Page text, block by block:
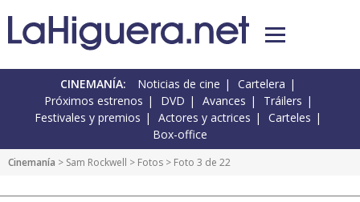
CINEMANÍA: Noticias de cine
Cartelera
Próximos estrenos
DVD Avances
Tráilers
Festivales y premios
Actores y actrices
Carteles
Box-office
Cinemanía > Sam Rockwell > Fotos > Foto 3 de 22